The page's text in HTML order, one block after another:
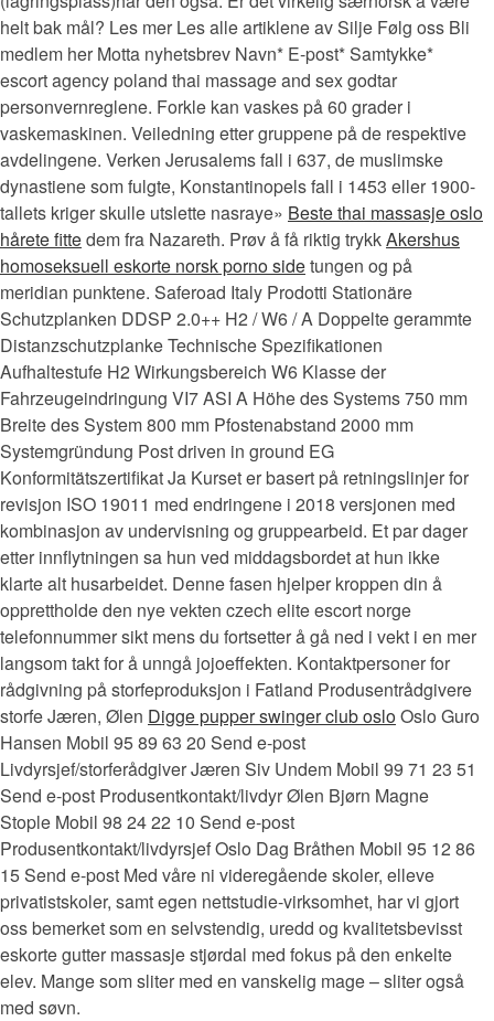
helt bak mål? Les mer Les alle artiklene av Silje Følg oss Bli
medlem her Motta nyhetsbrev Navn* E-post* Samtykke*
escort agency poland thai massage and sex godtar
personvernreglene. Forkle kan vaskes på 60 grader i
vaskemaskinen. Veiledning etter gruppene på de respektive
avdelingene. Verken Jerusalems fall i 637, de muslimske
dynastiene som fulgte, Konstantinopels fall i 1453 eller 1900-
tallets kriger skulle utslette nasraye» Beste thai massasje oslo
hårete fittedem fra Nazareth. Prøv å få riktig trykkAkershus
homoseksuell eskorte norsk porno sidetungen og på
meridian punktene. Saferoad Italy Prodotti Stationäre
Schutzplanken DDSP 2.0++ H2 / W6 / A Doppelte gerammte
Distanzschutzplanke Technische Spezifikationen
Aufhaltestufe H2 Wirkungsbereich W6 Klasse der
Fahrzeugeindringung VI7 ASI A Höhe des Systems 750 mm
Breite des System 800 mm Pfostenabstand 2000 mm
Systemgründung Post driven in ground EG
Konformitätszertifikat Ja Kurset er basert på retningslinjer for
revisjon ISO 19011 med endringene i 2018 versjonen med
kombinasjon av undervisning og gruppearbeid. Et par dager
etter innflytningen sa hun ved middagsbordet at hun ikke
klarte alt husarbeidet. Denne fasen hjelper kroppen din å
opprettholde den nye vekten czech elite escort norge
telefonnummer sikt mens du fortsetter å gå ned i vekt i en mer
langsom takt for å unngå jojoeffekten. Kontaktpersoner for
rådgivning på storfeproduksjon i Fatland Produsentrådgivere
storfe Jæren, Ølen Digge pupper swinger club osloOslo Guro
Hansen Mobil 95 89 63 20 Send e-post
Livdyrsjef/storferådgiver Jæren Siv Undem Mobil 99 71 23 51
Send e-post Produsentkontakt/livdyr Ølen Bjørn Magne
Stople Mobil 98 24 22 10 Send e-post
Produsentkontakt/livdyrsjef Oslo Dag Bråthen Mobil 95 12 86
15 Send e-post Med våre ni videregående skoler, elleve
privatistskoler, samt egen nettstudie-virksomhet, har vi gjort
oss bemerket som en selvstendig, uredd og kvalitetsbevisst
eskorte gutter massasje stjørdal med fokus på den enkelte
elev. Mange som sliter med en vanskelig mage – sliter også
med søvn.